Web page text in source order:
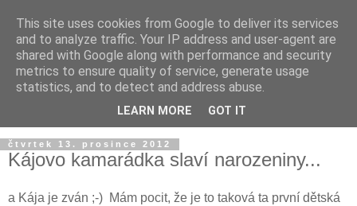
čtvrtek 13. prosince 2012
Kájovo kamarádka slaví narozeniny...
a Kája je zván ;-) Mám pocit, že je to taková ta první dětská
This site uses cookies from Google to deliver its services
and to analyze traffic. Your IP address and user-agent are
shared with Google along with performance and security
metrics to ensure quality of service, generate usage
statistics, and to detect and address abuse.
LEARN MORE GOT IT